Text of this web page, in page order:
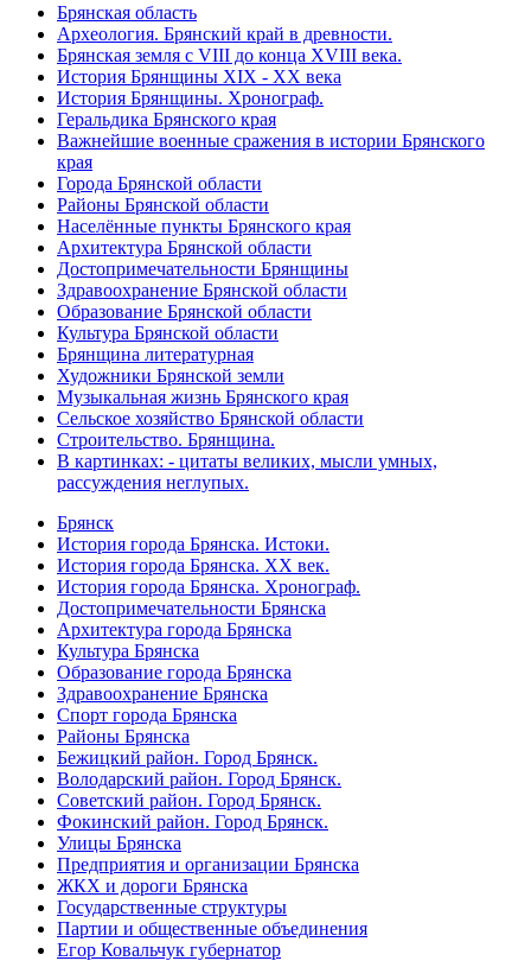
Брянская область
Археология. Брянский край в древности.
Брянская земля с VIII до конца XVIII века.
История Брянщины XIX - XX века
История Брянщины. Хронограф.
Геральдика Брянского края
Важнейшие военные сражения в истории Брянского
края
Города Брянской области
Районы Брянской области
Населённые пункты Брянского края
Архитектура Брянской области
Достопримечательности Брянщины
Здравоохранение Брянской области
Образование Брянской области
Культура Брянской области
Брянщина литературная
Художники Брянской земли
Музыкальная жизнь Брянского края
Сельское хозяйство Брянской области
Строительство. Брянщина.
В картинках: - цитаты великих, мысли умных,
рассуждения неглупых.
Брянск
История города Брянска. Истоки.
История города Брянска. XX век.
История города Брянска. Хронограф.
Достопримечательности Брянска
Архитектура города Брянска
Культура Брянска
Образование города Брянска
Здравоохранение Брянска
Спорт города Брянска
Районы Брянска
Бежицкий район. Город Брянск.
Володарский район. Город Брянск.
Советский район. Город Брянск.
Фокинский район. Город Брянск.
Улицы Брянска
Предприятия и организации Брянска
ЖКХ и дороги Брянска
Государственные структуры
Партии и общественные объединения
Егор Ковальчук губернатор